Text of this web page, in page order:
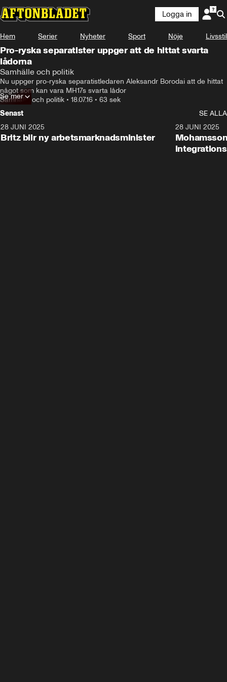
Logga in
Hem Serier Nyheter Sport Nöje Livsstil
Pro-ryska separatister uppger att de hittat svarta
lådorna
Samhälle och politik
Nu uppger pro-ryska separatistledaren Aleksandr Borodai att de hittat
något som kan vara MH17s svarta lådor
Samhälle och politik • 18.07.16 • 63 sek
Se mer
Senast
SE ALLA
28 JUNI 2025
Britz blir ny arbetsmarknadsminister
28 JUNI 2025